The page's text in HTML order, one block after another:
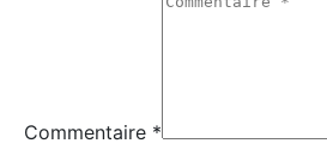
Commentaire *